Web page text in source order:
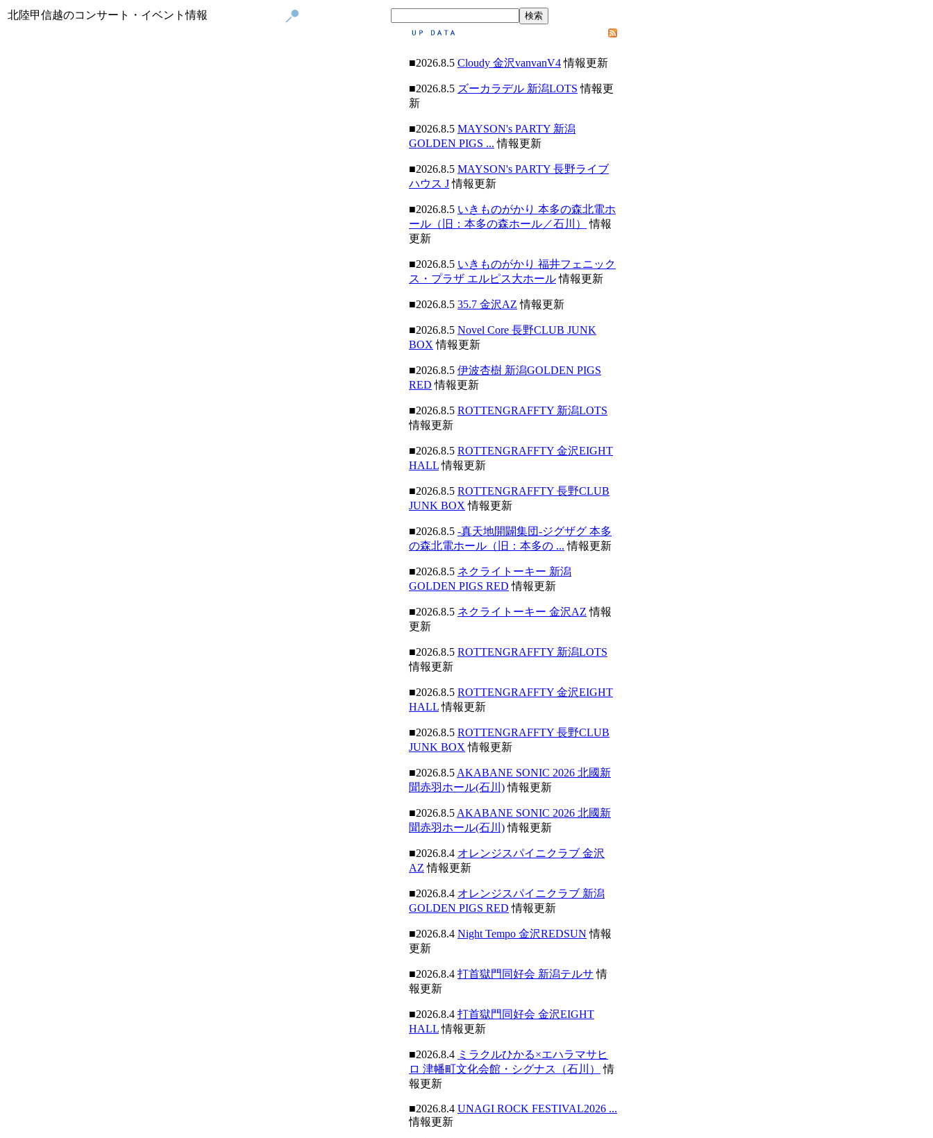
北陸甲信越のコンサート・イベント情報
■2026.8.5 Cloudy 金沢vanvanV4情報更新
■2026.8.5 ズーカラデル 新潟LOTS 情報更
新
■2026.8.5 MAYSON's PARTY 新潟
GOLDEN PIGS ... 情報更新
■2026.8.5 MAYSON's PARTY 長野ライブ
ハウス J情報更新
■2026.8.5 いきものがかり 本多の森北電ホ
ール（旧：本多の森ホール／石川）
情報
更新
■2026.8.5 いきものがかり 福井フェニック
ス・プラザ エルピス大ホール情報更新
■2026.8.5 35.7 金沢AZ 情報更新
■2026.8.5 Novel Core 長野CLUB JUNK
BOX 情報更新
■2026.8.5 伊波杏樹 新潟GOLDEN PIGS
RED 情報更新
■2026.8.5 ROTTENGRAFFTY 新潟LOTS
情報更新
■2026.8.5 ROTTENGRAFFTY 金沢EIGHT
HALL情報更新
■2026.8.5 ROTTENGRAFFTY 長野CLUB
JUNK BOX 情報更新
■2026.8.5 -真天地開闢集団-ジグザグ 本多
の森北電ホール（旧：本多の ... 情報更新
■2026.8.5 ネクライトーキー 新潟
GOLDEN PIGS RED 情報更新
■2026.8.5 ネクライトーキー 金沢AZ 情報
更新
■2026.8.5 ROTTENGRAFFTY 新潟LOTS
情報更新
■2026.8.5 ROTTENGRAFFTY 金沢EIGHT
HALL情報更新
■2026.8.5 ROTTENGRAFFTY 長野CLUB
JUNK BOX 情報更新
■2026.8.5 AKABANE SONIC 2026 北國新
聞赤羽ホール(石川)情報更新
■2026.8.5 AKABANE SONIC 2026 北國新
聞赤羽ホール(石川)情報更新
■2026.8.4 オレンジスパイニクラブ 金沢
AZ 情報更新
■2026.8.4 オレンジスパイニクラブ 新潟
GOLDEN PIGS RED 情報更新
■2026.8.4 Night Tempo 金沢REDSUN 情報
更新
■2026.8.4 打首獄門同好会 新潟テルサ 情
報更新
■2026.8.4 打首獄門同好会 金沢EIGHT
HALL情報更新
■2026.8.4 ミラクルひかる×エハラマサヒ
ロ 津幡町文化会館・シグナス（石川）
情
報更新
■2026.8.4 UNAGI ROCK FESTIVAL2026 ...
情報更新